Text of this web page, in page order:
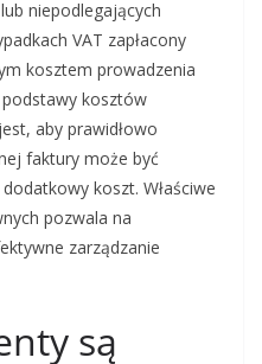
niepodlegających
VAT zapłacony
kosztem prowadzenia
podstawy kosztów
aby prawidłowo
faktury może być
koszt. Właściwe
pozwala na
zarządzanie
są